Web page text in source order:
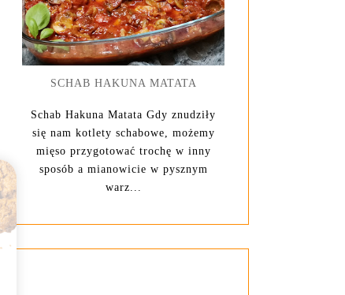
SCHAB HAKUNA MATATA
Schab Hakuna Matata Gdy znudziły
się nam kotlety schabowe, możemy
mięso przygotować trochę w inny
sposób a mianowicie w pysznym
warz...